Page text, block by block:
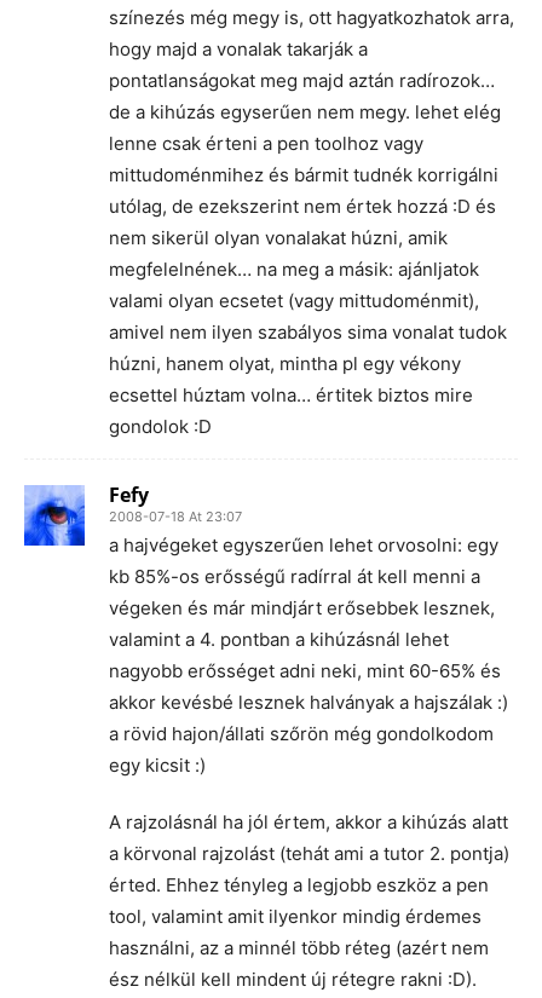
színezés még megy is, ott hagyatkozhatok arra,
hogy majd a vonalak takarják a
pontatlanságokat meg majd aztán radírozok…
de a kihúzás egyserűen nem megy. lehet elég
lenne csak érteni a pen toolhoz vagy
mittudoménmihez és bármit tudnék korrigálni
utólag, de ezekszerint nem értek hozzá :D és
nem sikerül olyan vonalakat húzni, amik
megfelelnének… na meg a másik: ajánljatok
valami olyan ecsetet (vagy mittudoménmit),
amivel nem ilyen szabályos sima vonalat tudok
húzni, hanem olyat, mintha pl egy vékony
ecsettel húztam volna… értitek biztos mire
gondolok :D
Fefy
2008-07-18 At 23:07
a hajvégeket egyszerűen lehet orvosolni: egy
kb 85%-os erősségű radírral át kell menni a
végeken és már mindjárt erősebbek lesznek,
valamint a 4. pontban a kihúzásnál lehet
nagyobb erősséget adni neki, mint 60-65% és
akkor kevésbé lesznek halványak a hajszálak :)
a rövid hajon/állati szőrön még gondolkodom
egy kicsit :)
A rajzolásnál ha jól értem, akkor a kihúzás alatt
a körvonal rajzolást (tehát ami a tutor 2. pontja)
érted. Ehhez tényleg a legjobb eszköz a pen
tool, valamint amit ilyenkor mindig érdemes
használni, az a minnél több réteg (azért nem
ész nélkül kell mindent új rétegre rakni :D).